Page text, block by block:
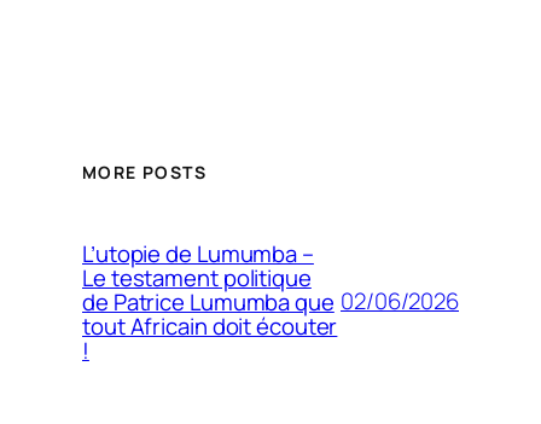
MORE POSTS
L’utopie de Lumumba –
Le testament politique
de Patrice Lumumba que
tout Africain doit écouter
!
02/06/2026